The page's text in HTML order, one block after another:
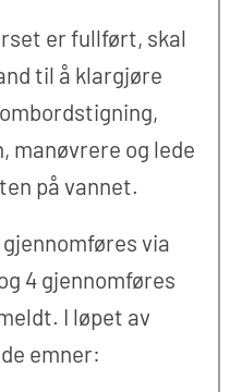
er fullført, skal
til å klargjøre
manøvrere og lede
på vannet.
gjennomføres via
4 gjennomføres
I løpet av
emner: